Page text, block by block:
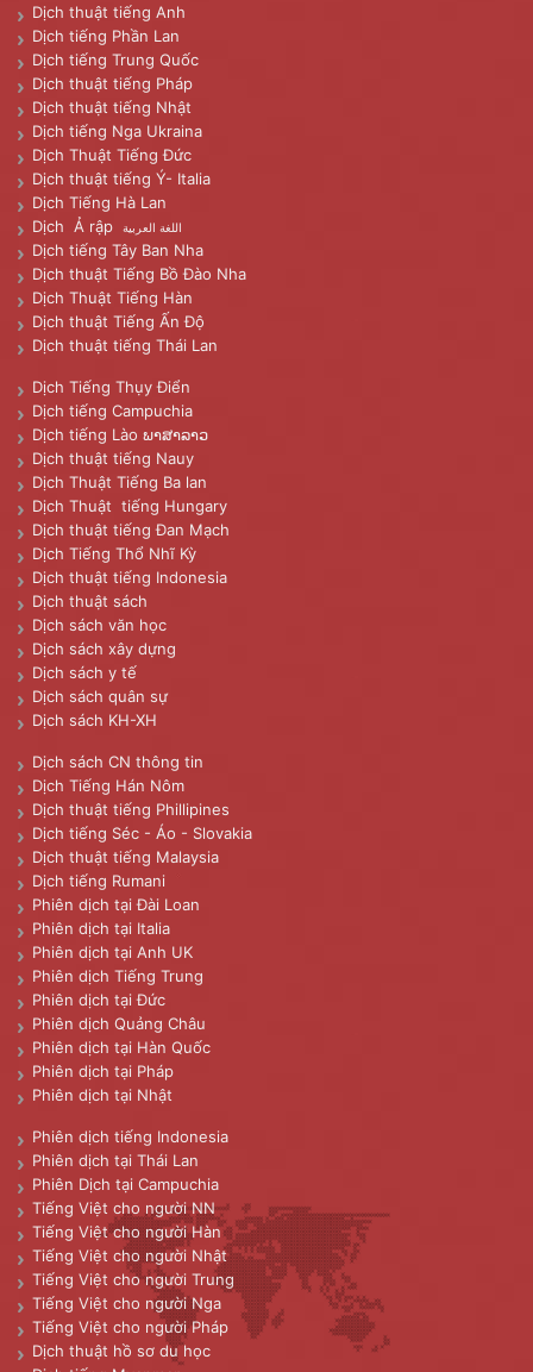
Dịch thuật tiếng Anh
Dịch tiếng Phần Lan
Dịch tiếng Trung Quốc
Dịch thuật tiếng Pháp
Dịch thuật tiếng Nhật
Dịch tiếng Nga Ukraina
Dịch Thuật Tiếng Đức
Dịch thuật tiếng Ý- Italia
Dịch Tiếng Hà Lan
Dịch Ả rập
اللغة العربية
Dịch tiếng Tây Ban Nha
Dịch thuật Tiếng Bồ Đào Nha
Dịch Thuật Tiếng Hàn
Dịch thuật Tiếng Ấn Độ
Dịch thuật tiếng Thái Lan
Dịch Tiếng Thụy Điển
Dịch tiếng Campuchia
Dịch tiếng Lào ພາສາລາວ
Dịch thuật tiếng Nauy
Dịch Thuật Tiếng Ba lan
Dịch Thuật tiếng Hungary
Dịch thuật tiếng Đan Mạch
Dịch Tiếng Thổ Nhĩ Kỳ
Dịch thuật tiếng Indonesia
Dịch thuật sách
Dịch sách văn học
Dịch sách xây dựng
Dịch sách y tế
Dịch sách quân sự
Dịch sách KH-XH
Dịch sách CN thông tin
Dịch Tiếng Hán Nôm
Dịch thuật tiếng Phillipines
Dịch tiếng Séc - Áo - Slovakia
Dịch thuật tiếng Malaysia
Dịch tiếng Rumani
Phiên dịch tại Đài Loan
Phiên dịch tại Italia
Phiên dịch tại Anh UK
Phiên dịch Tiếng Trung
Phiên dịch tại Đức
Phiên dịch Quảng Châu
Phiên dịch tại Hàn Quốc
Phiên dịch tại Pháp
Phiên dịch tại Nhật
Phiên dịch tiếng Indonesia
Phiên dịch tại Thái Lan
Phiên Dịch tại Campuchia
Tiếng Việt cho người NN
Tiếng Việt cho người Hàn
Tiếng Việt cho người Nhật
Tiếng Việt cho người Trung
Tiếng Việt cho người Nga
Tiếng Việt cho người Pháp
Dịch thuật hồ sơ du học